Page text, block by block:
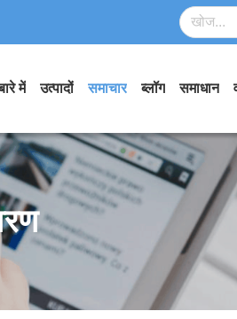
में उत्पादों समाचार ब्लॉग समाधान